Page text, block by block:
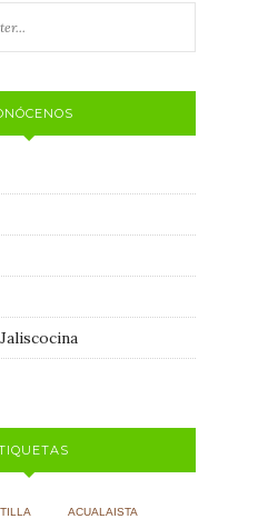
ACUALAISTA